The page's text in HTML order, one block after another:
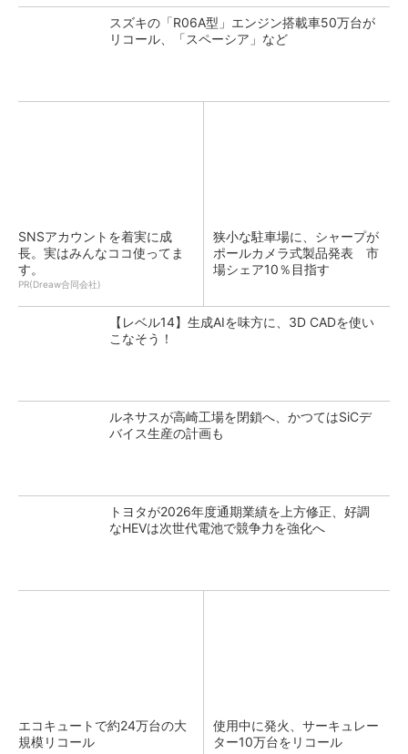
スズキの「R06A型」エンジン搭載車50万台が
リコール、「スペーシア」など
SNSアカウントを着実に成
長。実はみんなココ使ってま
す。
PR(Dreaw合同会社)
狭小な駐車場に、シャープが
ポールカメラ式製品発表 市
場シェア10％目指す
【レベル14】生成AIを味方に、3D CADを使い
こなそう！
ルネサスが高崎工場を閉鎖へ、かつてはSiCデ
バイス生産の計画も
トヨタが2026年度通期業績を上方修正、好調
なHEVは次世代電池で競争力を強化へ
エコキュートで約24万台の大
規模リコール
使用中に発火、サーキュレー
ター10万台をリコール